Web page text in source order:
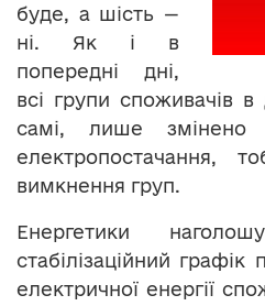
буде, а шість —
ні. Як і в
попередні дні,
всі групи споживачів
самі, лише змінено
електропостачання,
вимкнення груп.
Енергетики
стабілізаційний
електричної енергії